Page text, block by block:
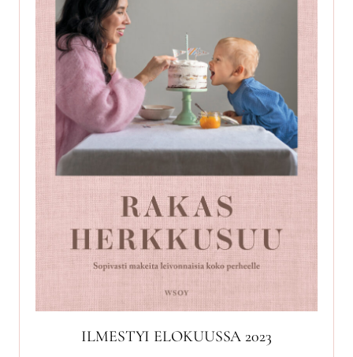
ILMESTYI ELOKUUSSA 2023